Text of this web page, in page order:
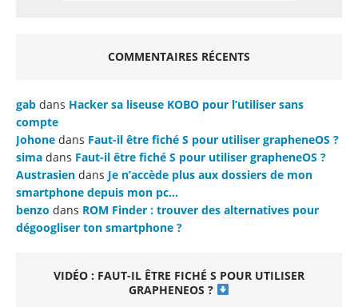
COMMENTAIRES RÉCENTS
gab dans Hacker sa liseuse KOBO pour l’utiliser sans
compte
Johone dans Faut-il être fiché S pour utiliser grapheneOS ?
sima dans Faut-il être fiché S pour utiliser grapheneOS ?
Austrasien dans Je n’accède plus aux dossiers de mon
smartphone depuis mon pc…
benzo dans ROM Finder : trouver des alternatives pour
dégoogliser ton smartphone ?
VIDÉO : FAUT-IL ÊTRE FICHÉ S POUR UTILISER
GRAPHENEOS ?